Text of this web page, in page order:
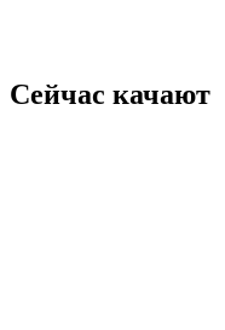
Сейчас качают